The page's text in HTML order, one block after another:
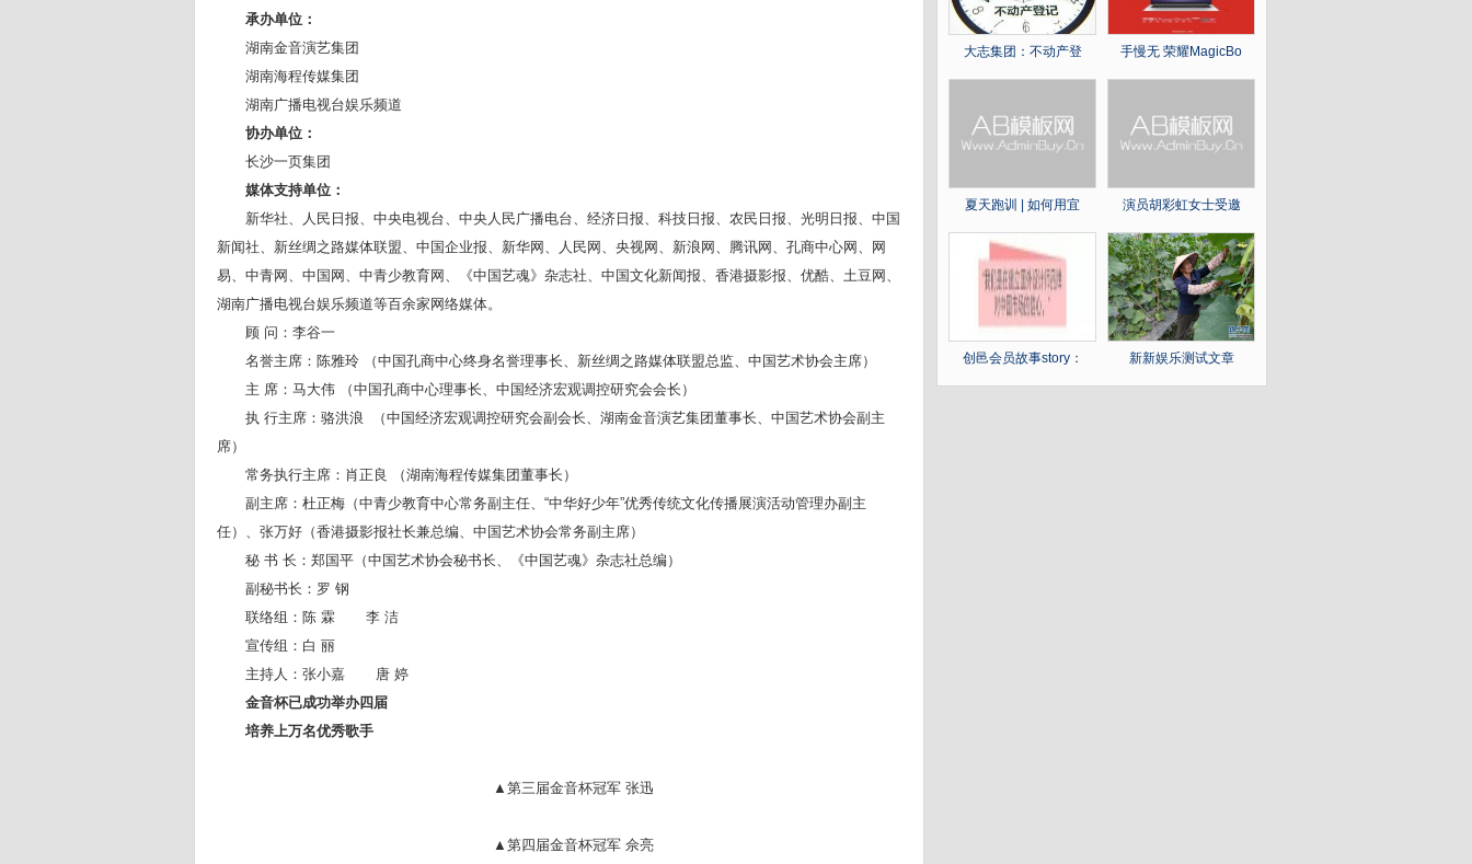
承办单位：
湖南金音演艺集团
湖南海程传媒集团
湖南广播电视台娱乐频道
协办单位：
长沙一页集团
媒体支持单位：
新华社、人民日报、中央电视台、中央人民广播电台、经济日报、科技日报、农民日报、光明日报、中国
新闻社、新丝绸之路媒体联盟、中国企业报、新华网、人民网、央视网、新浪网、腾讯网、孔商中心网、网
易、中青网、中国网、中青少教育网、《中国艺魂》杂志社、中国文化新闻报、香港摄影报、优酷、土豆网、
湖南广播电视台娱乐频道等百余家网络媒体。
顾 问：李谷一
名誉主席：陈雅玲
（中国孔商中心终身名誉理事长、新丝绸之路媒体联盟总监、中国艺术协会主席）
主 席：马大伟
（中国孔商中心理事长、中国经济宏观调控研究会会长）
执 行主席：骆洪浪
（中国经济宏观调控研究会副会长、湖南金音演艺集团董事长、中国艺术协会副主
席）
常务执行主席：肖正良
（湖南海程传媒集团董事长）
副主席：杜正梅（中青少教育中心常务副主任、 “中华好少年”优秀传统文化传播展演活动管理办副主
任）、张万好（香港摄影报社长兼总编、中国艺术协会常务副主席）
秘 书 长：郑国平（中国艺术协会秘书长、《中国艺魂》杂志社总编）
副秘书长：罗 钢
联络组：陈 霖 李 洁
宣传组：白 丽
主持人：张小嘉
唐 婷
金音杯已成功举办四届
培养上万名优秀歌手
▲第三届金音杯冠军 张迅
▲第四届金音杯冠军 佘亮
大志集团：不动产登 手慢无 荣耀MagicBo
夏天跑训 | 如何用宜 演员胡彩虹女士受邀
创邑会员故事story： 新新娱乐测试文章